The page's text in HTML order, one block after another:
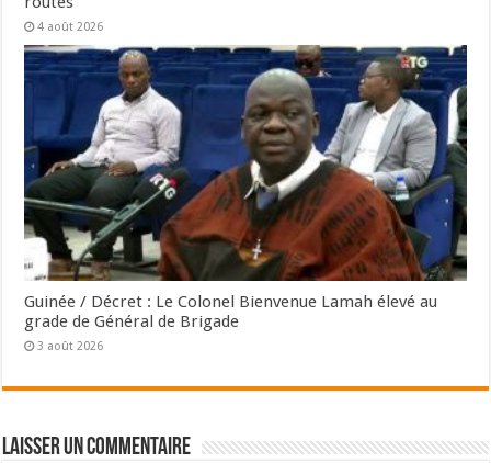
4 août 2026
Guinée / Décret : Le Colonel Bienvenue Lamah élevé au
grade de Général de Brigade
3 août 2026
Laisser un commentaire